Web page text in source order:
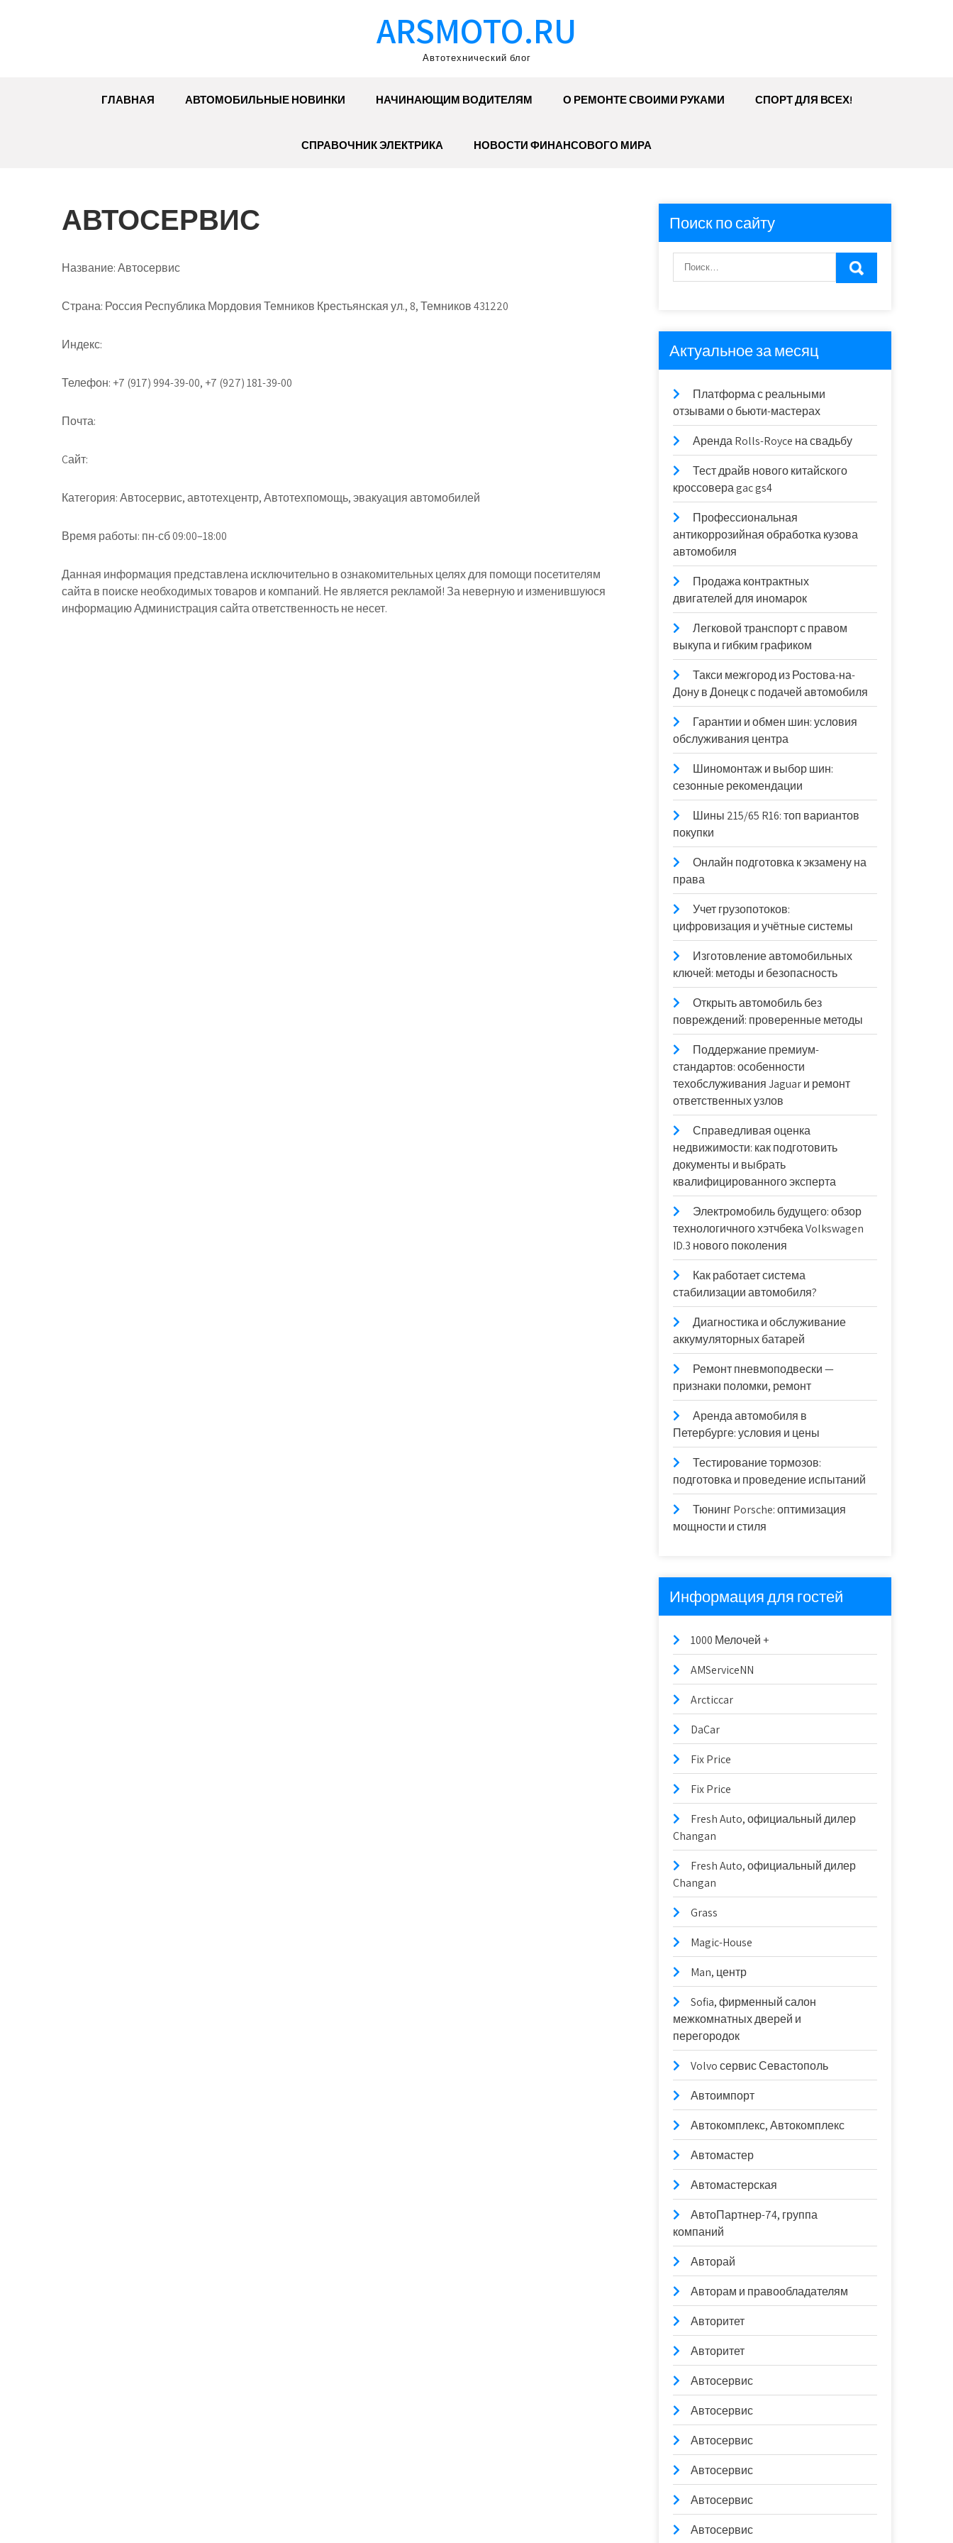
ARSMOTO.RU
Автотехнический блог
ГЛАВНАЯ АВТОМОБИЛЬНЫЕ НОВИНКИ НАЧИНАЮЩИМ ВОДИТЕЛЯМ О РЕМОНТЕ СВОИМИ РУКАМИ СПОРТ ДЛЯ ВСЕХ!
СПРАВОЧНИК ЭЛЕКТРИКА НОВОСТИ ФИНАНСОВОГО МИРА
АВТОСЕРВИС
Название:Автосервис
Страна: Россия Республика Мордовия Темников Крестьянская ул., 8, Темников 431220
Индекс:
Телефон: +7 (917) 994-39-00, +7 (927) 181-39-00
Почта:
Cайт:
Категория:Автосервис, автотехцентр, Автотехпомощь, эвакуация автомобилей
Время работы: пн-сб 09:00–18:00
Данная информация представлена исключительно в ознакомительных целях для помощи посетителям
сайта в поиске необходимых товаров и компаний. Не является рекламой! За неверную и изменившуюся
информацию Администрация сайта ответственность не несет.
Поиск по сайту
Актуальное за месяц
Платформа с реальными
отзывами о бьюти-мастерах
Аренда Rolls-Royce на свадьбу
Тест драйв нового китайского
кроссовера gac gs4
Профессиональная
антикоррозийная обработка кузова
автомобиля
Продажа контрактных
двигателей для иномарок
Легковой транспорт с правом
выкупа и гибким графиком
Такси межгород из Ростова-на-
Дону в Донецк с подачей автомобиля
Гарантии и обмен шин: условия
обслуживания центра
Шиномонтаж и выбор шин:
сезонные рекомендации
Шины 215/65 R16: топ вариантов
покупки
Онлайн подготовка к экзамену на
права
Учет грузопотоков:
цифровизация и учётные системы
Изготовление автомобильных
ключей: методы и безопасность
Открыть автомобиль без
повреждений: проверенные методы
Поддержание премиум-
стандартов: особенности
техобслуживания Jaguar и ремонт
ответственных узлов
Справедливая оценка
недвижимости: как подготовить
документы и выбрать
квалифицированного эксперта
Электромобиль будущего: обзор
технологичного хэтчбека Volkswagen
ID.3 нового поколения
Как работает система
стабилизации автомобиля?
Диагностика и обслуживание
аккумуляторных батарей
Ремонт пневмоподвески —
признаки поломки, ремонт
Аренда автомобиля в
Петербурге: условия и цены
Тестирование тормозов:
подготовка и проведение испытаний
Тюнинг Porsche: оптимизация
мощности и стиля
Информация для гостей
1000 Мелочей +
AMServiceNN
Arcticcar
DaCar
Fix Price
Fix Price
Fresh Auto, официальный дилер
Changan
Fresh Auto, официальный дилер
Changan
Grass
Magic-House
Man, центр
Sofia, фирменный салон
межкомнатных дверей и
перегородок
Volvo сервис Севастополь
Автоимпорт
Автокомплекс, Автокомплекс
Автомастер
Автомастерская
АвтоПартнер-74, группа
компаний
Авторай
Авторам и правообладателям
Авторитет
Авторитет
Автосервис
Автосервис
Автосервис
Автосервис
Автосервис
Автосервис